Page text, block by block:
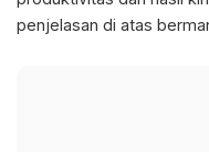
penjelasan di atas